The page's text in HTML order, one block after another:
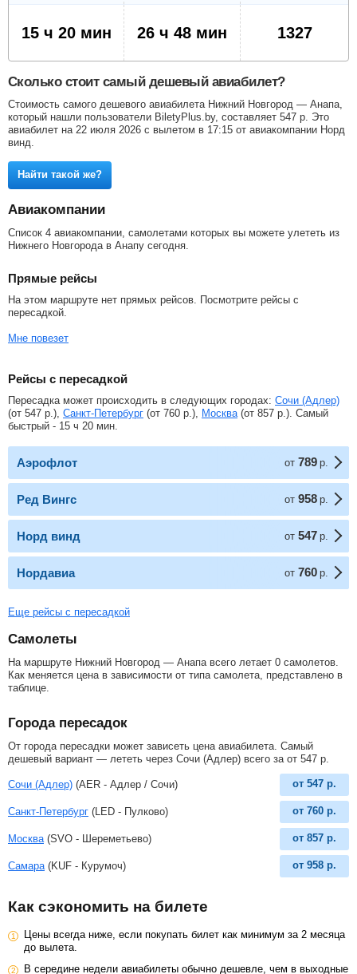
15 ч 20 мин 26 ч 48 мин 1327
Сколько стоит самый дешевый авиабилет?
Стоимость самого дешевого авиабилета Нижний Новгород — Анапа,
который нашли пользователи BiletyPlus.by, составляет 547 р . Это
авиабилет на 22 июля 2026 с вылетом в 17:15 от авиакомпании Норд
винд.
Найти такой же?
Авиакомпании
Список 4 авиакомпании, самолетами которых вы можете улететь из
Нижнего Новгорода в Анапу сегодня.
Прямые рейсы
На этом маршруте нет прямых рейсов. Посмотрите рейсы с
пересадкой.
Мне повезет
Рейсы с пересадкой
Пересадка может происходить в следующих городах: Сочи (Адлер)
(от 547 р. ), Санкт-Петербург (от 760 р. ), Москва (от 857 р. ). Самый
быстрый - 15 ч 20 мин.
Аэрофлот от 789 р.
Ред Вингс от 958 р.
Норд винд от 547 р.
Нордавиа от 760 р.
Еще рейсы с пересадкой
Самолеты
На маршруте Нижний Новгород — Анапа всего летает 0 самолетов.
Как меняется цена в зависимости от типа самолета, представлено в
таблице.
Города пересадок
От города пересадки может зависеть цена авиабилета. Самый
дешевый вариант — лететь через Сочи (Адлер) всего за от 547 р
Сочи (Адлер) (AER - Адлер / Сочи) от 547 р.
Санкт-Петербург (LED - Пулково) от 760 р.
Москва (SVO - Шереметьево) от 857 р.
Самара (KUF - Курумоч) от 958 р.
Как сэкономить на билете
Цены всегда ниже, если покупать билет как минимум за 2 месяца
до вылета.
В середине недели авиабилеты обычно дешевле, чем в выходные